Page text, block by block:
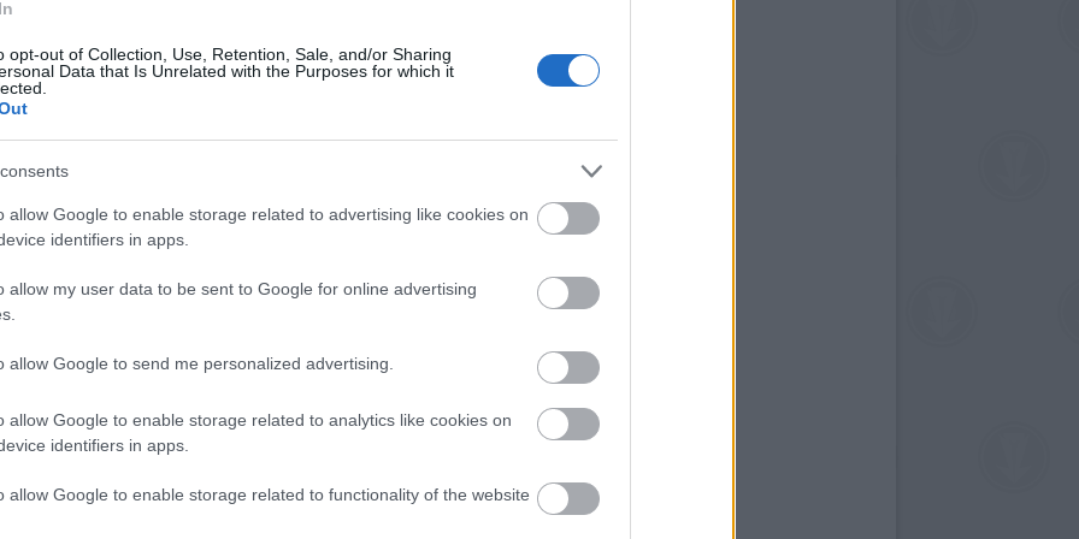
opt-out of Collection, Use, Retention, Sale, and/or Sharing
Data that Is Unrelated with the Purposes for which it
allow Google to enable storage related to advertising like cookies on
identifiers in apps.
allow my user data to be sent to Google for online advertising
allow Google to send me personalized advertising.
allow Google to enable storage related to analytics like cookies on
identifiers in apps.
allow Google to enable storage related to functionality of the website
akivel 12 évig éltek és dolgoztak együtt, született
egy közös gyermekük, s nevelték Mia saját és
fogadott gyermekeit. 1993-ban – meglehetősen
csúnya perpatvarok után – szétváltak útjaik, s
Woody Allen feleségül vette Szun Yit, koreai
Szinte évente jelentkezik új filmmel, amelyekben
az újabb generáció sztárjait, Sean Pennt, Helen
Huntot, Scarlett Johanssont is szívesen
Hercege-díjat, 2004-ben pedig a San
kapott.
a manhattani Michael's Pub-ban a New
val. Azóta is minden hétfőn este itt
ben Magyarországra is eljutott. Szokásos
az Oscar-gálát is lemondta, amelyen az